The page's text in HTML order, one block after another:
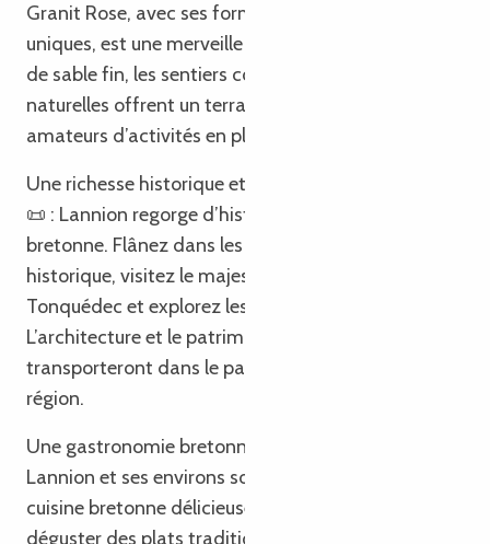
Granit Rose, avec ses formations rocheuses
uniques, est une merveille de la nature. Les plages
de sable fin, les sentiers côtiers et les réserves
naturelles offrent un terrain de jeu idéal pour les
amateurs d’activités en plein air.
Une richesse historique et culturelle fascinante 🏰
📜 : Lannion regorge d’histoire et de culture
bretonne. Flânez dans les ruelles pavées du centre
historique, visitez le majestueux Château de
Tonquédec et explorez les églises centenaires.
L’architecture et le patrimoine de la ville vous
transporteront dans le passé captivant de la
région.
Une gastronomie bretonne savoureuse 🍴🥖 :
Lannion et ses environs sont célèbres pour leur
cuisine bretonne délicieuse. Ne manquez pas de
déguster des plats traditionnels tels que les crêpes,